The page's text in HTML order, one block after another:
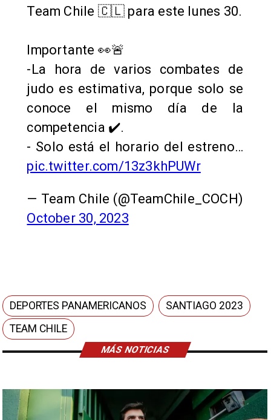
MÁS NOTICIAS
Team Chile 🇨🇱 para este lunes 30.
Importante 👀🚨
-La hora de varios combates de
judo es estimativa, porque solo se
conoce el mismo día de la
competencia ✔️.
- Solo está el horario del estreno…
pic.twitter.com/13z3khPUWr
— Team Chile (@TeamChile_COCH)
October 30, 2023
DEPORTES PANAMERICANOS
SANTIAGO 2023
TEAM CHILE